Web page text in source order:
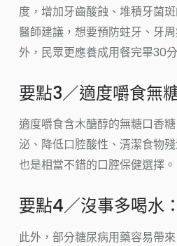
度，增加牙齒酸蝕、堆積牙菌
醫師建議，想要預防蛀牙、牙
外，民眾更應養成用餐完畢30
要點3／適度嚼食無
適度嚼食含木醣醇的無糖口香
泌、降低口腔酸性、清潔食物
也是相當不錯的口腔保健選擇。
要點4／沒事多喝水：
此外，部分糖尿病用藥容易帶